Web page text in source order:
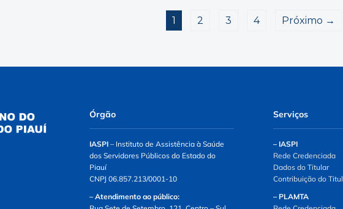
1 2 3 4 Próximo →
Órgão
IASPI – Instituto de Assistência à Saúde
dos Servidores Públicos do Estado do
Piauí
CNPJ 06.857.213/0001-10
– Atendimento ao público:
Serviços
– IASPI
Rede Credenciada
Dados do Titular
Contribuição do
– PLAMTA